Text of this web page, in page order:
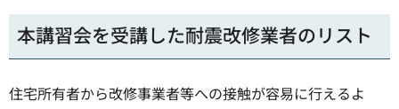
本講習会を受講した耐震改修業者のリスト
住宅所有者から改修事業者等への接触が容易に行えるよ